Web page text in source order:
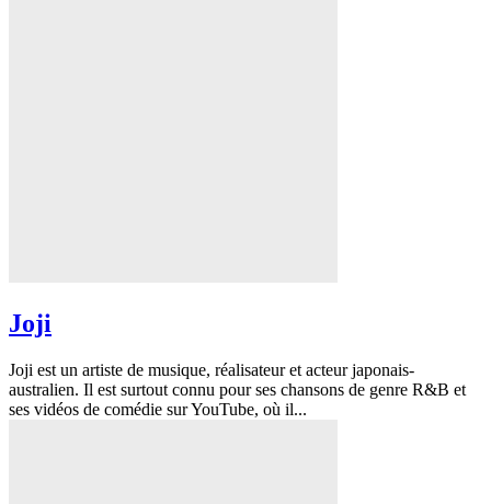
Joji
Joji est un artiste de musique, réalisateur et acteur japonais-
australien. Il est surtout connu pour ses chansons de genre R&B et
ses vidéos de comédie sur YouTube, où il...